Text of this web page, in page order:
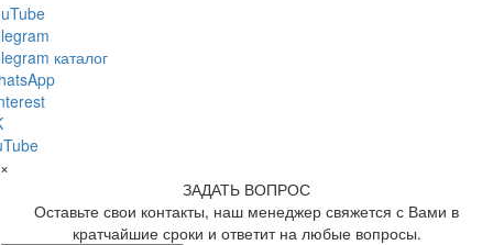
каталог
×
ЗАДАТЬ ВОПРОС
Оставьте свои контакты, наш менеджер свяжется с Вами в
кратчайшие сроки и ответит на любые вопросы.